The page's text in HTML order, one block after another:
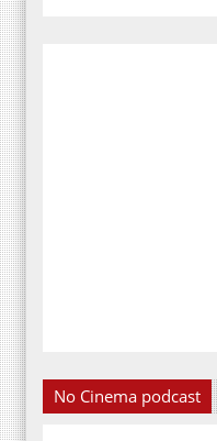
No Cinema podcast